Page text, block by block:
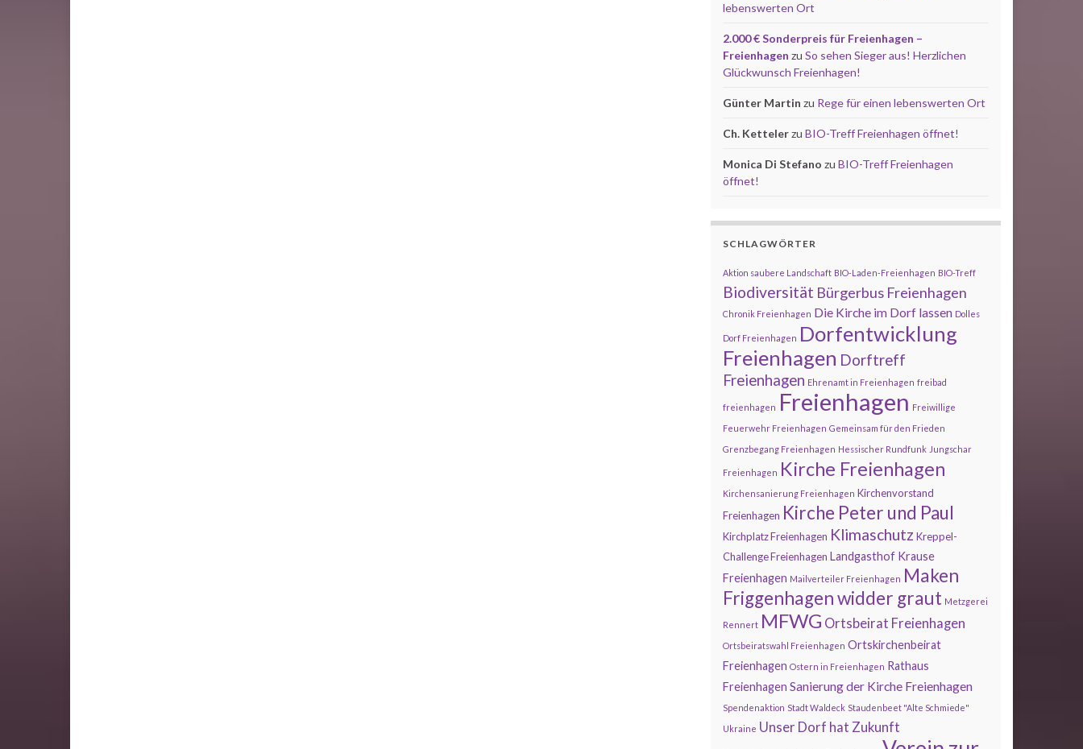
lebenswerten Ort
2.000 € Sonderpreis für Freienhagen –
Freienhagen zu So sehen Sieger aus! Herzlichen
Glückwunsch Freienhagen!
Günter Martin zu Rege für einen lebenswerten Ort
Ch. Kettelerzu BIO-Treff Freienhagen öffnet!
Monica Di Stefano zu BIO-Treff Freienhagen
öffnet!
SCHLAGWÖRTER
Aktion saubere Landschaft BIO-Laden-Freienhagen BIO-Treff
Biodiversität Bürgerbus Freienhagen
Chronik Freienhagen Die Kirche im Dorf lassen Dolles
Dorf Freienhagen Dorfentwicklung
Freienhagen Dorftreff
Freienhagen Ehrenamt in Freienhagen freibad
freienhagen Freienhagen Freiwillige
Feuerwehr Freienhagen Gemeinsam für den Frieden
Grenzbegang Freienhagen Hessischer Rundfunk Jungschar
Freienhagen Kirche Freienhagen
Kirchensanierung Freienhagen Kirchenvorstand
Freienhagen Kirche Peter und Paul
Kirchplatz Freienhagen Klimaschutz Kreppel-
Challenge Freienhagen Landgasthof Krause
Freienhagen Mailverteiler Freienhagen Maken
Friggenhagen widder graut Metzgerei
Rennert MFWG Ortsbeirat Freienhagen
Ortsbeiratswahl Freienhagen Ortskirchenbeirat
Freienhagen Ostern in Freienhagen Rathaus
Freienhagen Sanierung der Kirche Freienhagen
Spendenaktion Stadt Waldeck Staudenbeet "Alte Schmiede"
Ukraine Unser Dorf hat Zukunft